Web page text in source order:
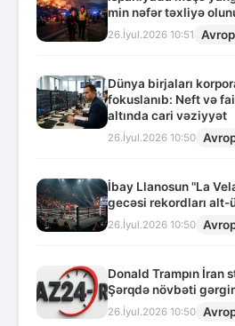
min nəfər təxliyə
26.İyul.2026 10:51
Dünya birjaları
fokuslanıb: Neft və
altında cari vəziyyət
26.İyul.2026 10:50
İbay Llanosun "La
gecəsi rekordları alt-
26.İyul.2026 10:50
Donald Trampın İran
Şərqdə növbəti
26.İyul.2026 10:50